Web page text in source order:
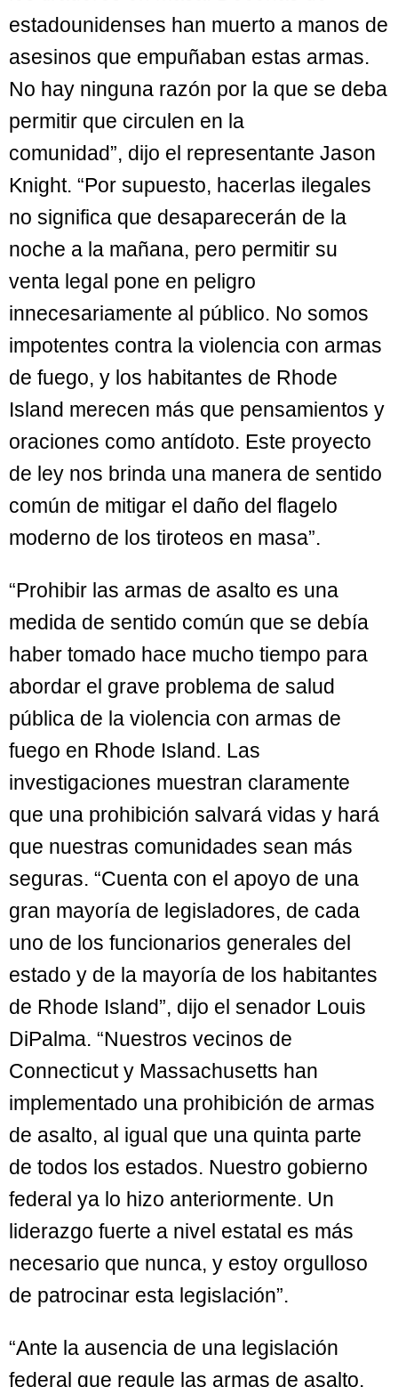
estadounidenses han muerto a manos de
asesinos que empuñaban estas armas.
No hay ninguna razón por la que se deba
permitir que circulen en la
comunidad”, dijo el representante Jason
Knight. “Por supuesto, hacerlas ilegales
no significa que desaparecerán de la
noche a la mañana, pero permitir su
venta legal pone en peligro
innecesariamente al público. No somos
impotentes contra la violencia con armas
de fuego, y los habitantes de Rhode
Island merecen más que pensamientos y
oraciones como antídoto. Este proyecto
de ley nos brinda una manera de sentido
común de mitigar el daño del flagelo
moderno de los tiroteos en masa”.
“Prohibir las armas de asalto es una
medida de sentido común que se debía
haber tomado hace mucho tiempo para
abordar el grave problema de salud
pública de la violencia con armas de
fuego en Rhode Island. Las
investigaciones muestran claramente
que una prohibición salvará vidas y hará
que nuestras comunidades sean más
seguras. “Cuenta con el apoyo de una
gran mayoría de legisladores, de cada
uno de los funcionarios generales del
estado y de la mayoría de los habitantes
de Rhode Island”, dijo el senador Louis
DiPalma. “Nuestros vecinos de
Connecticut y Massachusetts han
implementado una prohibición de armas
de asalto, al igual que una quinta parte
de todos los estados. Nuestro gobierno
federal ya lo hizo anteriormente. Un
liderazgo fuerte a nivel estatal es más
necesario que nunca, y estoy orgulloso
de patrocinar esta legislación”.
“Ante la ausencia de una legislación
federal que regule las armas de asalto,